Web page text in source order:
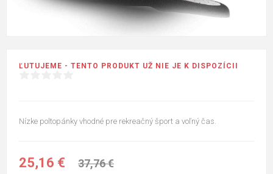
ĽUTUJEME - TENTO PRODUKT UŽ NIE JE K DISPOZÍCII
Nízke poltopánky vhodné pre rekreačný šport a voľný čas.
25,16 € 37,76 €